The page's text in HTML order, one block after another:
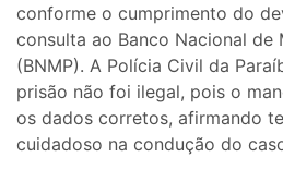
conforme o cumprimento do
consulta ao Banco Nacional de
(BNMP). A Polícia Civil da
prisão não foi ilegal, pois o
os dados corretos, afirmando
cuidadoso na condução do